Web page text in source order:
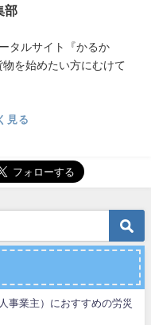
部
タルサイト『かるか
を始めたい方にむけて
見る
事業主）におすすめの労災